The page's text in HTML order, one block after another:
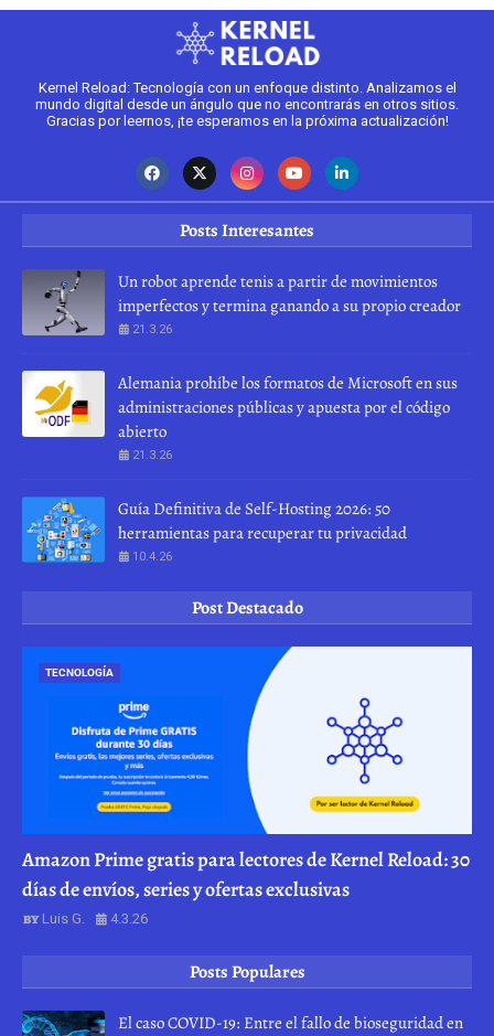
Kernel Reload: Tecnología con un enfoque distinto. Analizamos el
mundo digital desde un ángulo que no encontrarás en otros sitios.
Gracias por leernos, ¡te esperamos en la próxima actualización!
Posts Interesantes
Un robot aprende tenis a partir de movimientos
imperfectos y termina ganando a su propio creador
21.3.26
Alemania prohíbe los formatos de Microsoft en sus
administraciones públicas y apuesta por el código
abierto
21.3.26
Guía Definitiva de Self-Hosting 2026: 50
herramientas para recuperar tu privacidad
10.4.26
Post Destacado
TECNOLOGÍA
Amazon Prime gratis para lectores de Kernel Reload: 30
días de envíos, series y ofertas exclusivas
Luis G. 4.3.26
Posts Populares
El caso COVID-19: Entre el fallo de bioseguridad en